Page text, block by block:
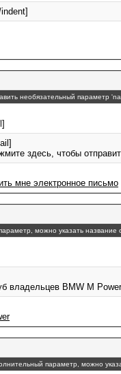
необязательный параметр
здесь, чтобы
мне электронное письмо
можно указать название
владельцев BMW M
параметр, можно